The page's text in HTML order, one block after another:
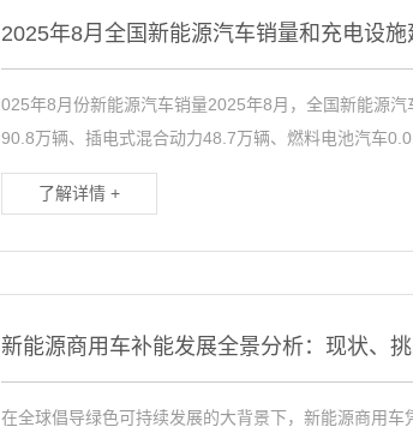
2025年8月全国新能源汽车销量和充电设施
025年8月份新能源汽车销量2025年8月，全国新能源
90.8万辆、插电式混合动力48.7万辆、燃料电池汽车
了解详情 +
新能源商用车补能发展全景分析：现状、
在全球倡导绿色可持续发展的大背景下，新能源商用车